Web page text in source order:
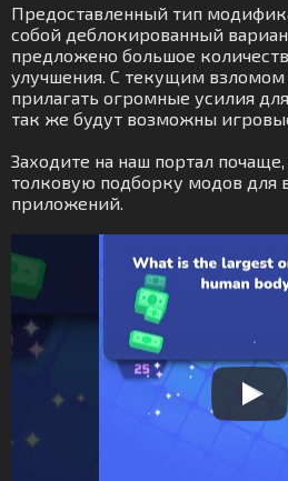
Предоставленный тип
собой деблокированный
предложено большое
улучшения. С текущим взломом
прилагать огромные усилия
так же будут возможны
Заходите на наш портал
толковую подборку модов для
приложений.